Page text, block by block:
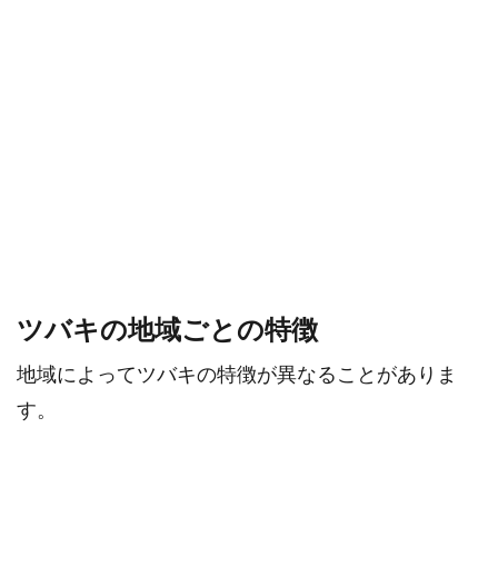
ツバキの地域ごとの特徴
地域によってツバキの特徴が異なることがありま
す。